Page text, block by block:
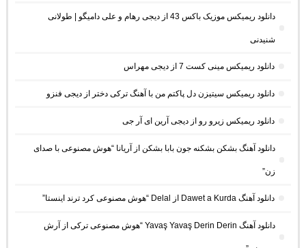
دانلود ریمیکس موزیک باکس 43 از دیجی رهام و علی دامیگو | طولانی
شنیدنی
دانلود ریمیکس مینی کست 7 از دیجی مهراس
دانلود ریمیکس سیتیزن دل پاکتم من با آهنگ ترکی دختر از دیجی فنزو
دانلود ریمیکس زیرو رو از دیجی آرین ای آر جی
دانلود آهنگ بشکن بشکنه جون بابا بشکن از آریانا “هوش مصنوعی با صدای
زن”
دانلود آهنگ Dawet a Kurda از Delal “هوش مصنوعی کرد ترند اینستا”
دانلود آهنگ Yavaş Yavaş Derin Derin “هوش مصنوعی ترکی از آرش